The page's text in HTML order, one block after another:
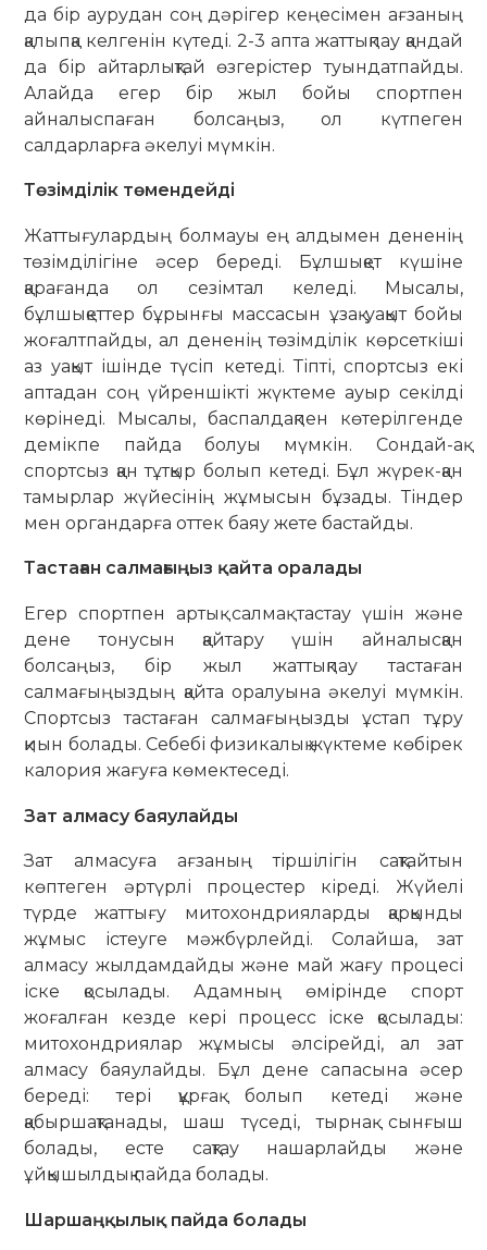
да бір аурудан соң дәрігер кеңесімен ағзаның
қалыпқа келгенін күтеді. 2-3 апта жаттықпау қандай
да бір айтарлықтай өзгерістер туындатпайды.
Алайда егер бір жыл бойы спортпен
айналыспаған болсаңыз, ол күтпеген
салдарларға әкелуі мүмкін.
Төзімділік төмендейді
Жаттығулардың болмауы ең алдымен дененің
төзімділігіне әсер береді. Бұлшықет күшіне
қарағанда ол сезімтал келеді. Мысалы,
бұлшықеттер бұрынғы массасын ұзақ уақыт бойы
жоғалтпайды, ал дененің төзімділік көрсеткіші
аз уақыт ішінде түсіп кетеді. Тіпті, спортсыз екі
аптадан соң үйреншікті жүктеме ауыр секілді
көрінеді. Мысалы, баспалдақпен көтерілгенде
демікпе пайда болуы мүмкін. Сондай-ақ
спортсыз қан тұтқыр болып кетеді. Бұл жүрек-қан
тамырлар жүйесінің жұмысын бұзады. Тіндер
мен органдарға оттек баяу жете бастайды.
Тастаған салмағыңыз қайта оралады
Егер спортпен артық салмақ тастау үшін және
дене тонусын қайтару үшін айналысқан
болсаңыз, бір жыл жаттықпау тастаған
салмағыңыздың қайта оралуына әкелуі мүмкін.
Спортсыз тастаған салмағыңызды ұстап тұру
қиын болады. Себебі физикалық жүктеме көбірек
калория жағуға көмектеседі.
Зат алмасу баяулайды
Зат алмасуға ағзаның тіршілігін сақтайтын
көптеген әртүрлі процестер кіреді. Жүйелі
түрде жаттығу митохондрияларды қарқынды
жұмыс істеуге мәжбүрлейді. Солайша, зат
алмасу жылдамдайды және май жағу процесі
іске қосылады. Адамның өмірінде спорт
жоғалған кезде кері процесс іске қосылады:
митохондриялар жұмысы әлсірейді, ал зат
алмасу баяулайды. Бұл дене сапасына әсер
береді: тері құрғақ болып кетеді және
қабыршақтанады, шаш түседі, тырнақ сынғыш
болады, есте сақтау нашарлайды және
ұйқышылдық пайда болады.
Шаршаңқылық пайда болады